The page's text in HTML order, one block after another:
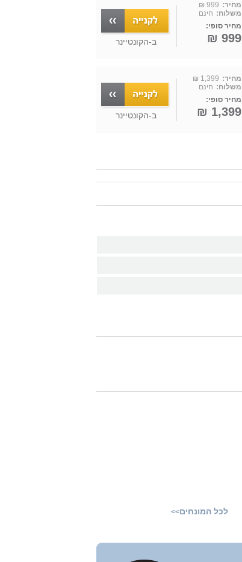
מחיר: 999 ₪
משלוח: חינם
מחיר סופי:
999 ₪ ב-הקונטיינר
מחיר: 1,399 ₪
משלוח: חינם
מחיר סופי:
1,399 ₪ ב-הקונטיינר
לכל המונחים>>